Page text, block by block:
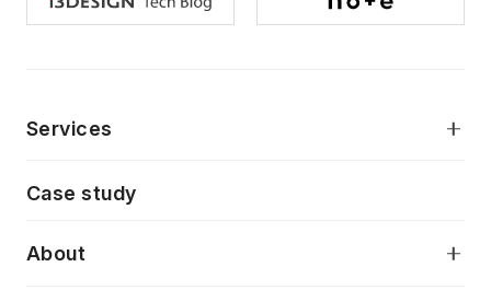
Services
AI駆動開発支援
デジタルプロダクトデザイン
Case study
About